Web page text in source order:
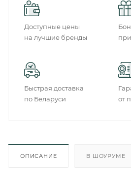
Доступные цены
на лучшие бренды
Быстрая доставка
по Беларуси
от
ОПИСАНИЕ В ШОУРУМЕ